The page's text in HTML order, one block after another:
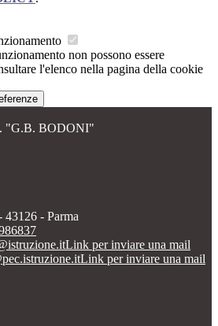
non possono essere
l'elenco nella pagina della cookie
"G.B. BODONI"
43126 - Parma
Link per inviare una mail
Link per inviare una mail